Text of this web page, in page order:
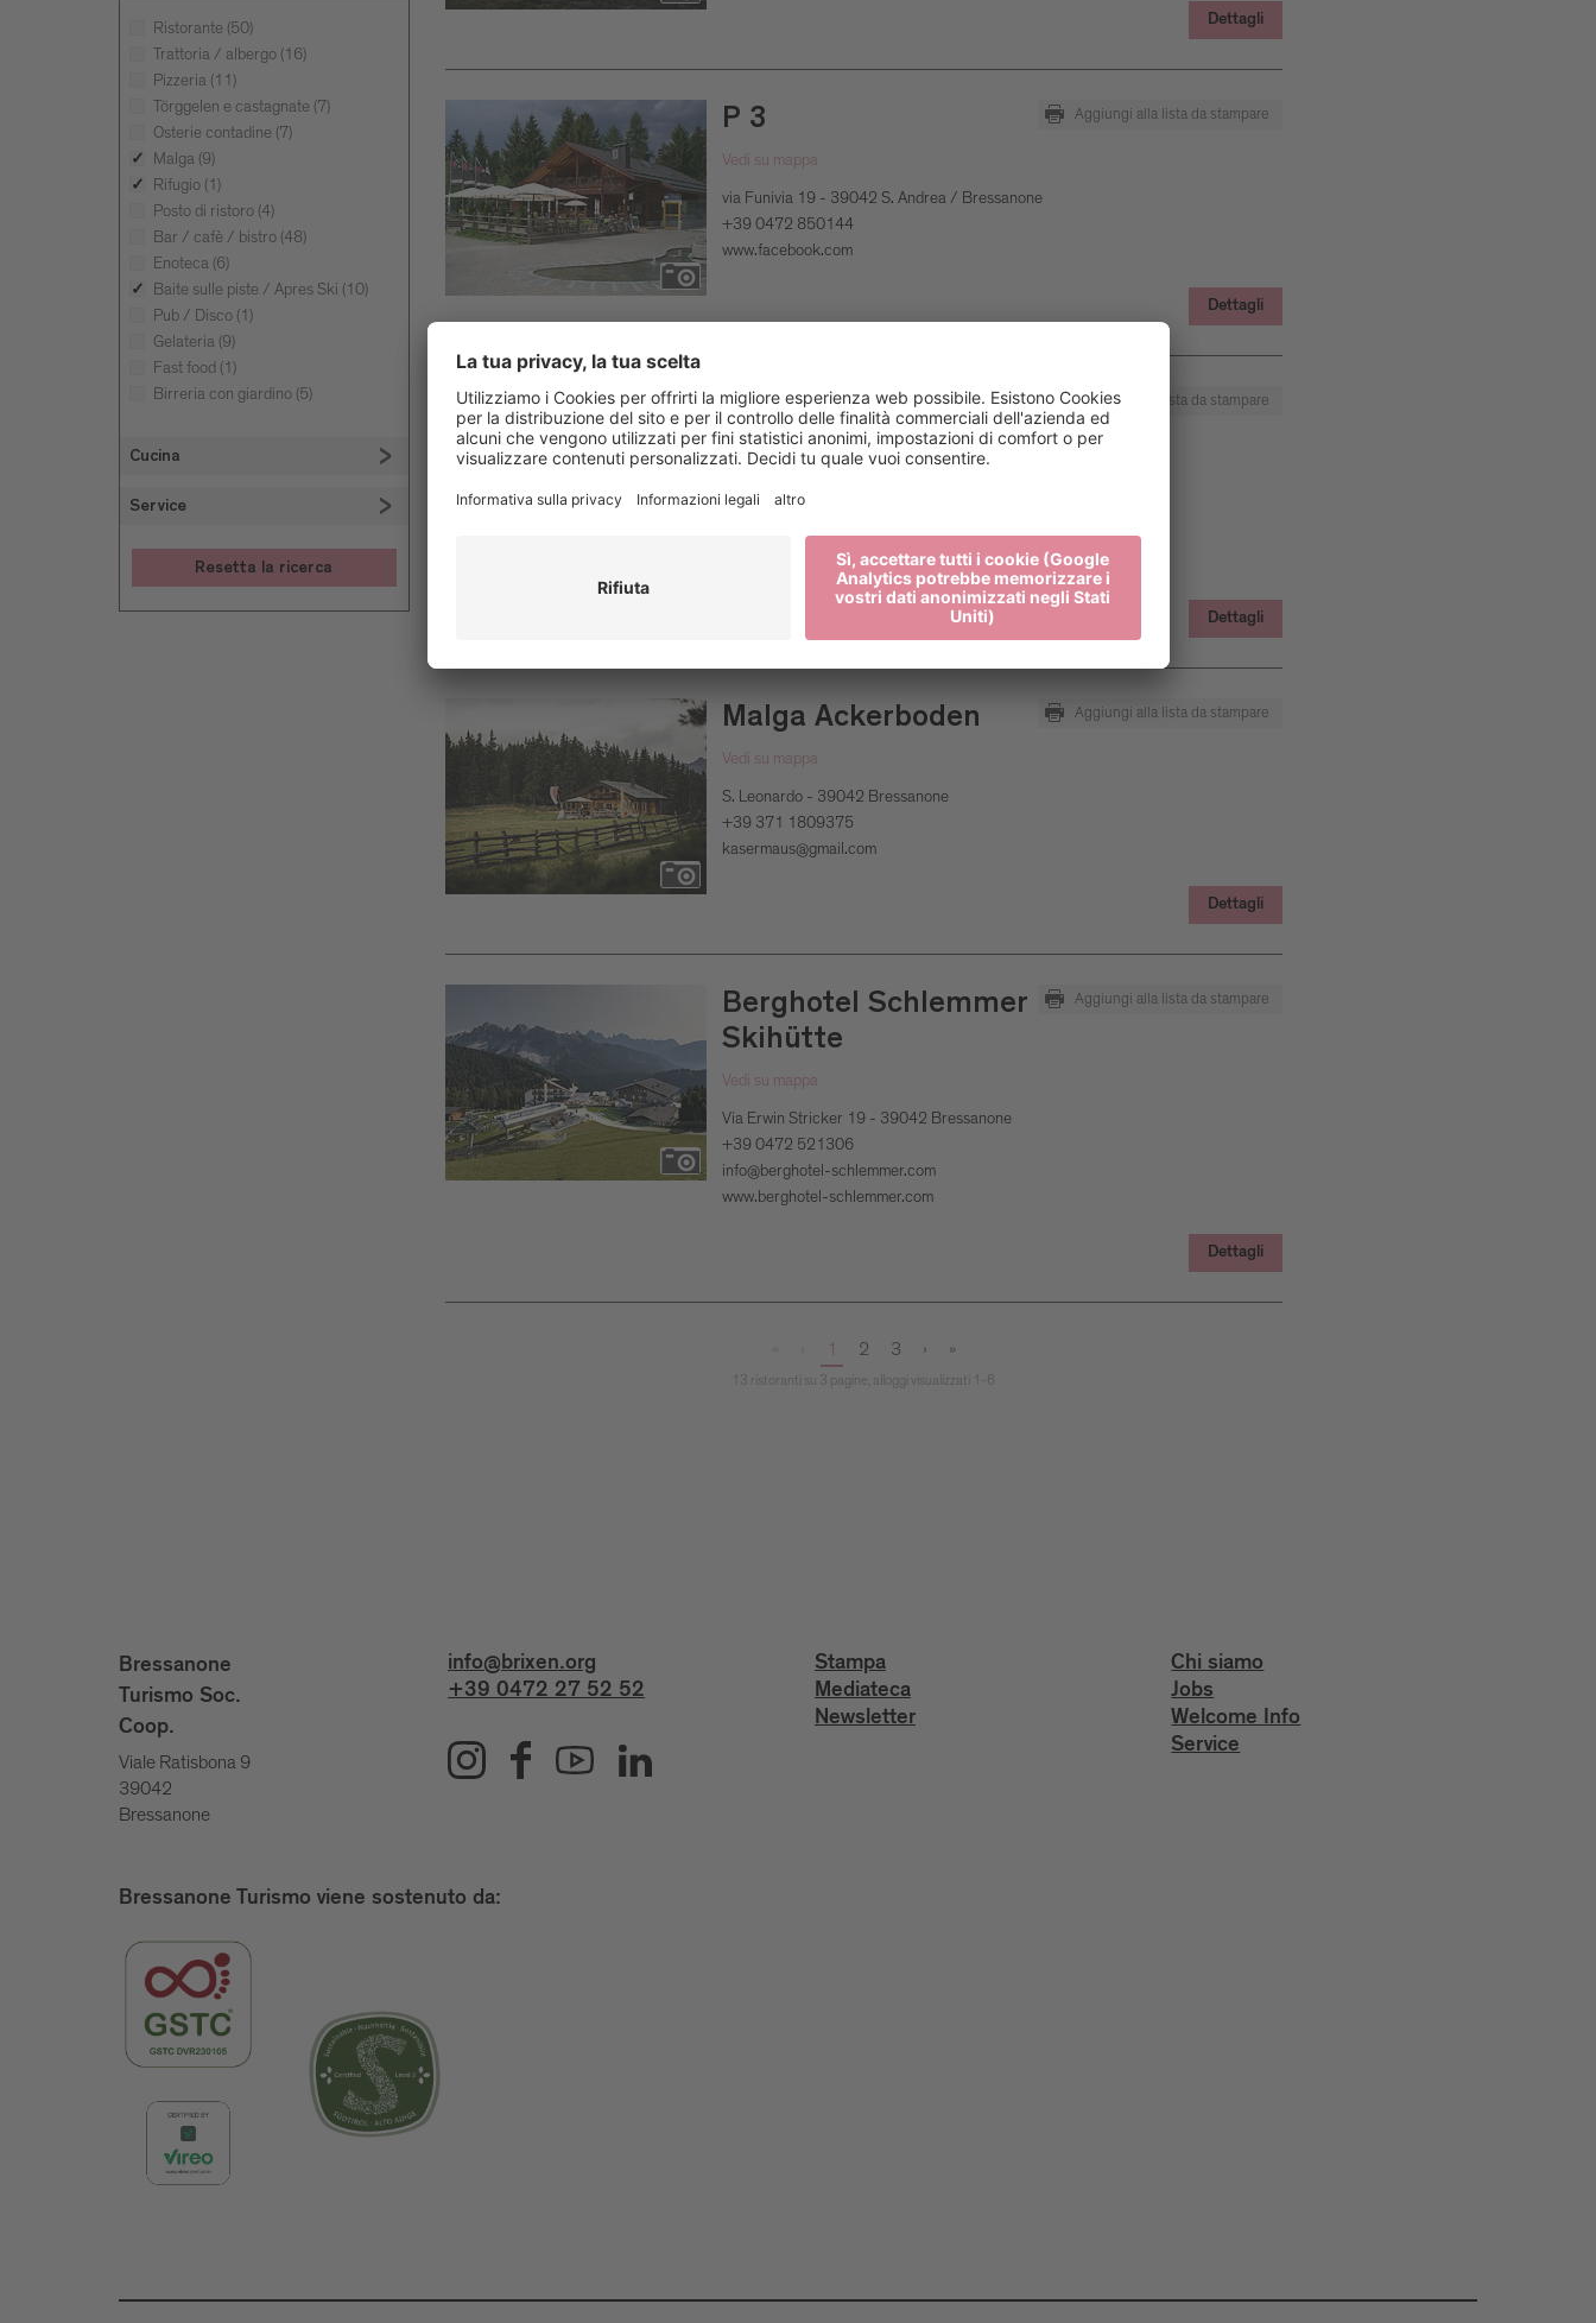
Ristorante (50)
Trattoria / albergo (16)
Pizzeria (11)
Törggelen e castagnate (7)
Osterie contadine (7)
Malga (9)
Rifugio (1)
Posto di ristoro (4)
Bar / cafè / bistro (48)
Enoteca (6)
Baite sulle piste / Apres Ski (10)
Pub / Disco (1)
Gelateria (9)
Fast food (1)
Birreria con giardino (5)
Cucina
Service
Resetta la ricerca
Dettagli
Aggiungi alla lista da stampare
P 3
Vedi su mappa
via Funivia 19 - 39042 S. Andrea / Bressanone
+39 0472 850144
www.facebook.com
Dettagli
Aggiungi alla lista da stampare
Rifugio Schatzerhütte
Vedi su mappa
+39 0472 521343
pernthalerfranz@gmail.com
www.schatzerhuette.com
Dettagli
Aggiungi alla lista da stampare
Malga Ackerboden
Vedi su mappa
S. Leonardo - 39042 Bressanone
+39 371 1809375
kasermaus@gmail.com
Dettagli
Aggiungi alla lista da stampare
Berghotel Schlemmer
Skihütte
Vedi su mappa
Via Erwin Stricker 19 - 39042 Bressanone
+39 0472 521306
info@berghotel-schlemmer.com
www.berghotel-schlemmer.com
Dettagli
1 2 3 › »
13 ristoranti su 3 pagine, alloggi visualizzati 1-6
Bressanone
Turismo Soc.
Coop.
Viale Ratisbona 9
39042
Bressanone
info@brixen.org
+39 0472 27 52 52
Stampa
Mediateca
Newsletter
Chi siamo
Jobs
Welcome Info
Service
Bressanone Turismo viene sostenuto da: